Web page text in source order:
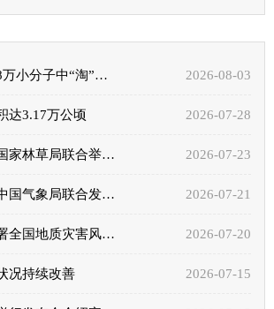
AI“探海”：从8万小分子中“淘”出新药LY104 2026-08-03
达3.17万公顷 2026-07-28
自然资源部和国家林草局联合举办“一张图”建设培训班 2026-07-23
自然资源部与中国气象局联合发布地质灾害橙色预警 | 地质灾害气象风险预警 2026-07-21
自然资源部部署全国地质灾害风险隐患巡查排查 2026-07-20
况持续改善 2026-07-15